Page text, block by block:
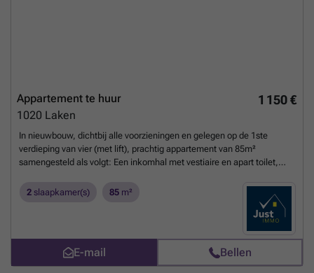
1 150 €
Appartement te huur
1020 Laken
In nieuwbouw, dichtbij alle voorzieningen en gelegen op de 1ste
verdieping van vier (met lift), prachtig appartement van 85m²
samengesteld als volgt: Een inkomhal met vestiaire en apart toilet,
uitgerust - 35m²) die toegang geeft tot een zeer goed georiënteerd
terras zonder vis-à-vis, twee slaapkamers (14.5m² en 10m²), een met
Uitstekende PEB (A-). Gemeenschappelijke tuin. Dit appartement zal
u bekoren met zijn indeling, helderheid en hoogwaardige materialen.
Meer info: ### of ### - ###
2 slaapkamer(s) 85 m²
E-mail Bellen